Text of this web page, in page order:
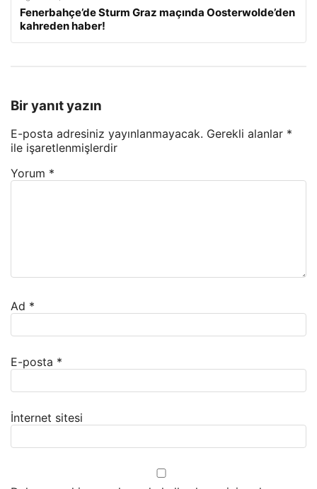
Fenerbahçe’de Sturm Graz maçında Oosterwolde’den
kahreden haber!
Bir yanıt yazın
E-posta adresiniz yayınlanmayacak. Gerekli alanlar *
ile işaretlenmişlerdir
Yorum *
Ad *
E-posta *
İnternet sitesi